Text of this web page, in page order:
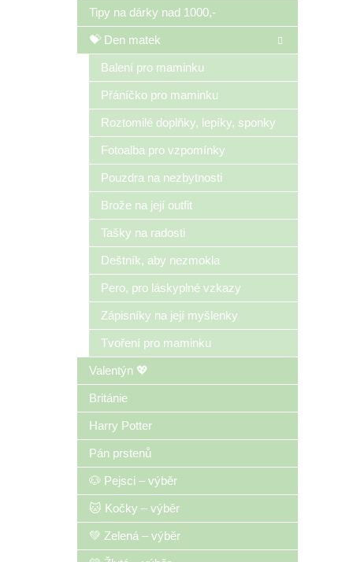
Tipy na dárky nad 1000,-
💝 Den matek
Balení pro maminku
Přáníčko pro maminku
Roztomilé doplňky, lepíky, sponky
Fotoalba pro vzpomínky
Pouzdra na nezbytnosti
Brože na její outfit
Tašky na radosti
Deštník, aby nezmokla
Pero, pro láskyplné vzkazy
Zápisníky na její myšlenky
Tvoření pro maminku
Valentýn 💖
Británie
Harry Potter
Pán prstenů
🐶 Pejsci – výběr
🐱 Kočky – výběr
💚 Zelená – výběr